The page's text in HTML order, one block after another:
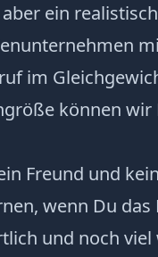
ein
im
können wir
Freund und
wenn Du
und noch